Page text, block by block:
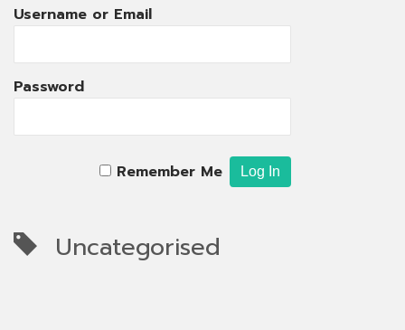
Username or Email
Password
Remember Me
Uncategorised